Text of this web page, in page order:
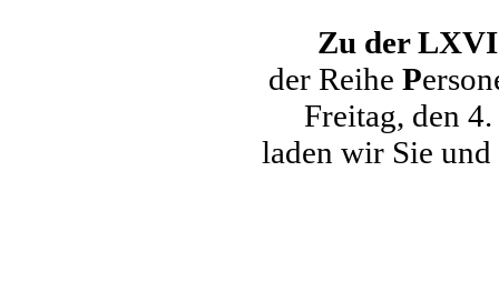
Zu der
der Reihe P
Freitag, den
laden wir Sie